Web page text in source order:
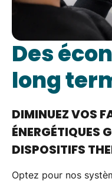
Des
long
DIMINUEZ VOS
ÉNERGÉTIQUES
DISPOSITIFS
Optez pour nos